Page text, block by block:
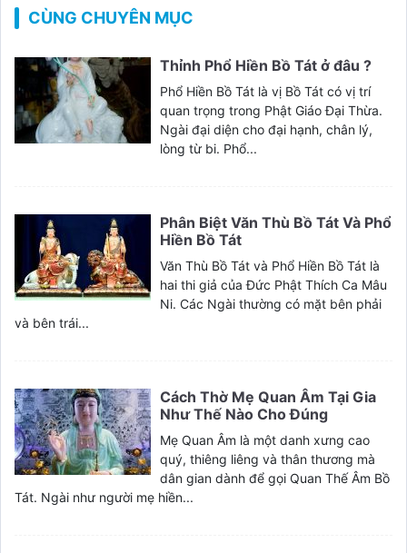
CÙNG CHUYÊN MỤC
Thỉnh Phổ Hiền Bồ Tát ở đâu ?
Phổ Hiền Bồ Tát là vị Bồ Tát có vị trí
quan trọng trong Phật Giáo Đại Thừa.
Ngài đại diện cho đại hạnh, chân lý,
lòng từ bi. Phổ...
Phân Biệt Văn Thù Bồ Tát Và Phổ
Hiền Bồ Tát
Văn Thù Bồ Tát và Phổ Hiền Bồ Tát là
hai thi giả của Đức Phật Thích Ca Mâu
Ni. Các Ngài thường có mặt bên phải
và bên trái...
Cách Thờ Mẹ Quan Âm Tại Gia
Như Thế Nào Cho Đúng
Mẹ Quan Âm là một danh xưng cao
quý, thiêng liêng và thân thương mà
dân gian dành để gọi Quan Thế Âm Bồ
Tát. Ngài như người mẹ hiền...